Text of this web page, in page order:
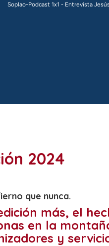
2024
que nunca.
más, el
en la
y